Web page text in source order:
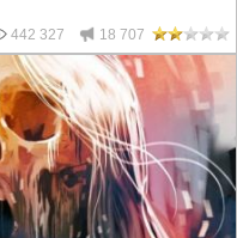
442 327 18 707